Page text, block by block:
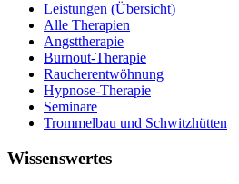
Leistungen (Übersicht)
Alle Therapien
Angsttherapie
Burnout-Therapie
Raucherentwöhnung
Hypnose-Therapie
Seminare
Trommelbau und Schwitzhütten
Wissenswertes